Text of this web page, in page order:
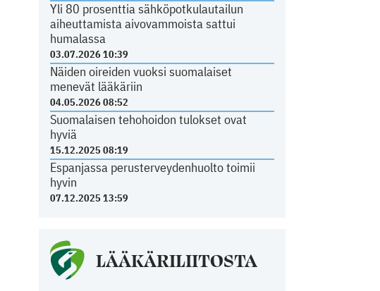
Yli 80 prosenttia sähköpotkulautailun
aiheuttamista aivovammoista sattui
humalassa
03.07.2026 10:39
Näiden oireiden vuoksi suomalaiset
menevät lääkäriin
04.05.2026 08:52
Suomalaisen tehohoidon tulokset ovat
hyviä
15.12.2025 08:19
Espanjassa perusterveydenhuolto toimii
hyvin
07.12.2025 13:59
LÄÄKÄRILIITOSTA